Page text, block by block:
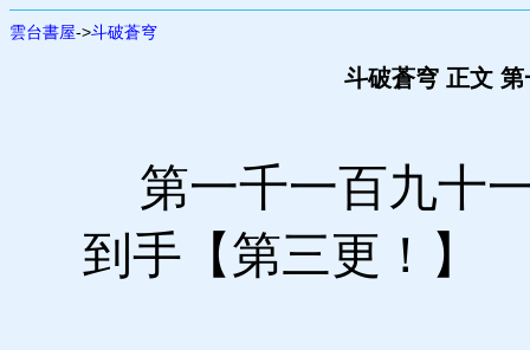
雲台書屋->斗破蒼穹
斗破蒼穹 正文
第一千一百九十
到手【第三更！】